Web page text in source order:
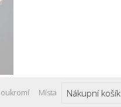
Místa Nákupní košík